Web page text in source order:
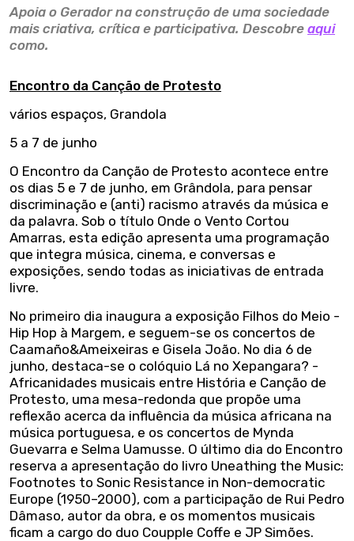
Apoia o Gerador na construção de uma sociedade
mais criativa, crítica e participativa. Descobre aqui
como.
Encontro da Canção de Protesto
vários espaços, Grandola
5 a 7 de junho
O Encontro da Canção de Protesto acontece entre
os dias 5 e 7 de junho, em Grândola, para pensar
discriminação e (anti) racismo através da música e
da palavra. Sob o título Onde o Vento Cortou
Amarras, esta edição apresenta uma programação
que integra música, cinema, e conversas e
exposições, sendo todas as iniciativas de entrada
livre.
No primeiro dia inaugura a exposição Filhos do Meio -
Hip Hop à Margem, e seguem-se os concertos de
Caamaño&Ameixeiras e Gisela João. No dia 6 de
junho, destaca-se o colóquio Lá no Xepangara? -
Africanidades musicais entre História e Canção de
Protesto, uma mesa-redonda que propõe uma
reflexão acerca da influência da música africana na
música portuguesa, e os concertos de Mynda
Guevarra e Selma Uamusse. O último dia do Encontro
reserva a apresentação do livro Uneathing the Music:
Footnotes to Sonic Resistance in Non-democratic
Europe (1950–2000), com a participação de Rui Pedro
Dâmaso, autor da obra, e os momentos musicais
ficam a cargo do duo Coupple Coffe e JP Simões.